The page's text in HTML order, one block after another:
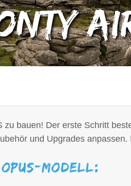
zu bauen! Der erste Schritt
und Upgrades anpassen.
Modell: